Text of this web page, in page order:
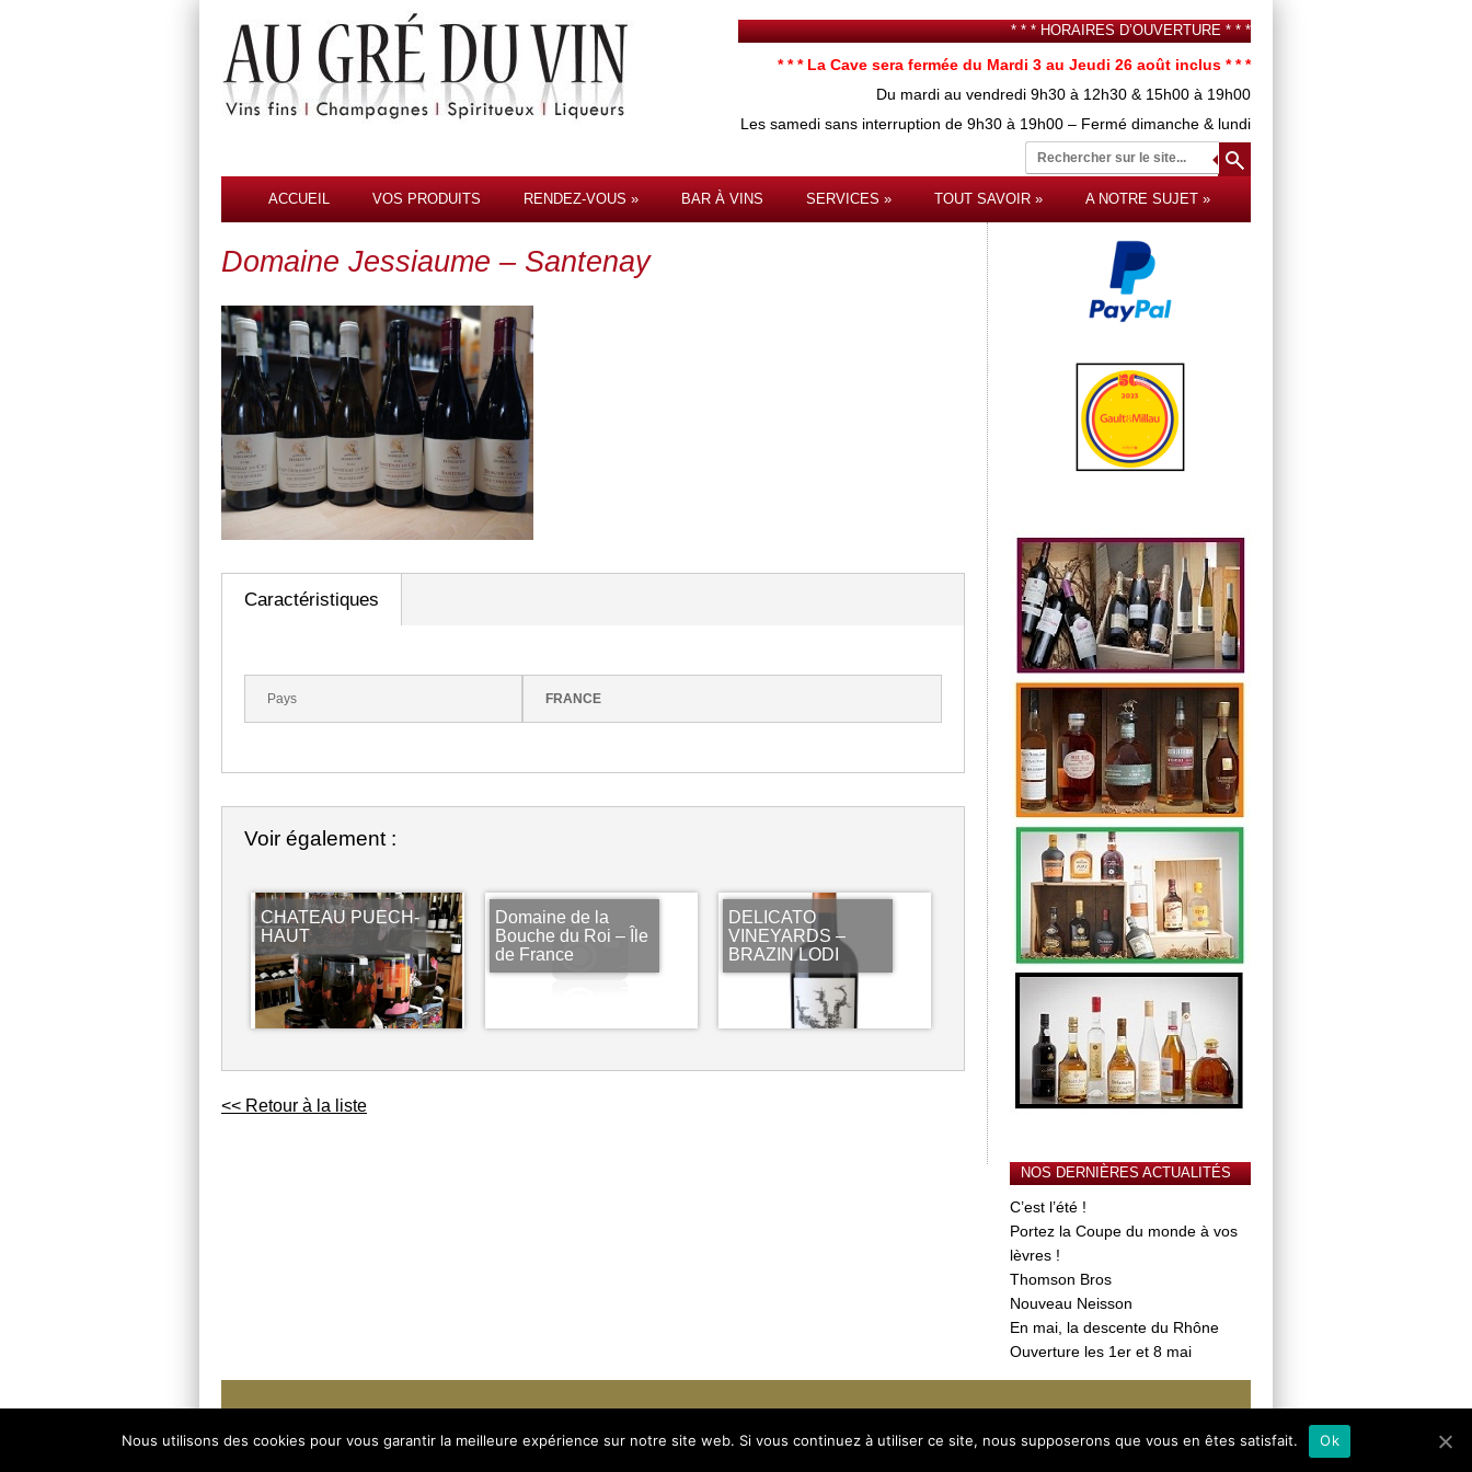
* * * HORAIRES D’OUVERTURE * * *
* * * La Cave sera fermée du Mardi 3 au Jeudi 26 août inclus * * *
Du mardi au vendredi 9h30 à 12h30 & 15h00 à 19h00
Les samedi sans interruption de 9h30 à 19h00 – Fermé dimanche & lundi
ACCUEIL VOS PRODUITS RENDEZ-VOUS BAR À VINS SERVICES TOUT SAVOIR A NOTRE SUJET
Domaine Jessiaume – Santenay
Caractéristiques
Pays FRANCE
Voir également :
CHATEAU PUECH-
HAUT
Domaine de la
Bouche du Roi – Île
de France
DELICATO
VINEYARDS –
BRAZIN LODI
<< Retour à la liste
NOS DERNIÈRES ACTUALITÉS
C’est l’été !
Portez la Coupe du monde à vos
lèvres !
Thomson Bros
Nouveau Neisson
En mai, la descente du Rhône
Ouverture les 1er et 8 mai
Nous utilisons des cookies pour vous garantir la meilleure expérience sur notre site web. Si vous continuez à utiliser ce site, nous supposerons que vous en êtes satisfait. Ok